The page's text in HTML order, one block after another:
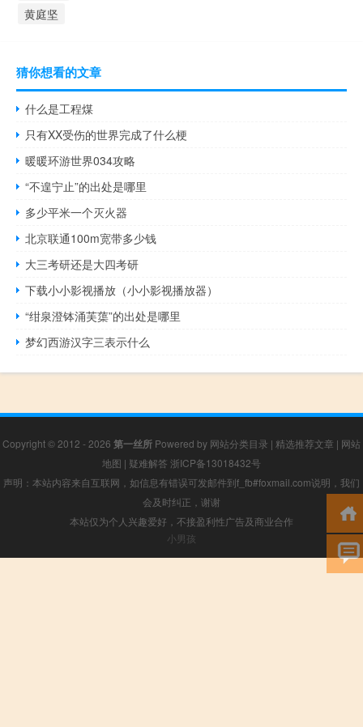
黄庭坚
猜你想看的文章
什么是工程煤
只有XX受伤的世界完成了什么梗
暖暖环游世界034攻略
“不遑宁止”的出处是哪里
多少平米一个灭火器
北京联通100m宽带多少钱
大三考研还是大四考研
下载小小影视播放（小小影视播放器）
“绀泉澄钵涌芙蕖”的出处是哪里
梦幻西游汉字三表示什么
Copyright © 2012 - 2026 第一丝所 Powered by 网站分类目录 | 精选推荐文章 | 网站
地图 | 疑难解答 浙ICP备13018432号
声明：本站内容来自互联网，如信息有错误可发邮件到f_fb#foxmail.com说明，我们
会及时纠正，谢谢
本站仅为个人兴趣爱好，不接盈利性广告及商业合作
小男孩